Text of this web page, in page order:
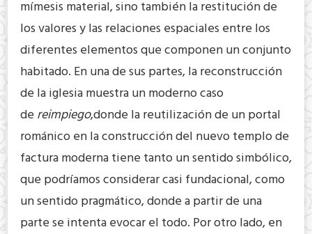
mímesis material, sino también la restitución de
los valores y las relaciones espaciales entre los
diferentes elementos que componen un conjunto
habitado. En una de sus partes, la reconstrucción
de la iglesia muestra un moderno caso
de reimpiego,donde la reutilización de un portal
románico en la construcción del nuevo templo de
factura moderna tiene tanto un sentido simbólico,
que podríamos considerar casi fundacional, como
un sentido pragmático, donde a partir de una
parte se intenta evocar el todo. Por otro lado, en